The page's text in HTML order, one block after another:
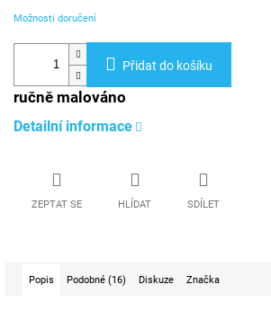
Možnosti doručení
Přidat do košíku
ručně malováno
Detailní informace
ZEPTAT SE HLÍDAT SDÍLET
Popis Podobné (16) Diskuze Značka